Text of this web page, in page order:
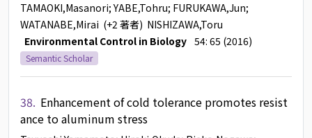
TAMAOKI,Masanori; YABE,Tohru; FURUKAWA,Jun;
WATANABE,Mirai (+2 著者) NISHIZAWA,Toru
Environmental Control in Biology 54: 65 (2016)
Semantic Scholar
38. Enhancement of cold tolerance promotes resist
ance to aluminum stress